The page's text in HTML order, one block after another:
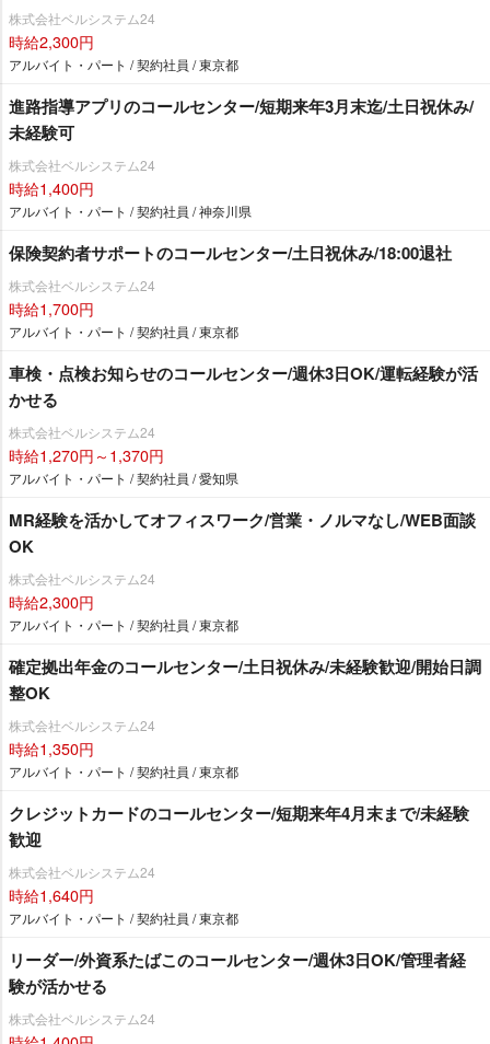
株式会社ベルシステム24
時給2,300円
アルバイト・パート / 契約社員 / 東京都
進路指導アプリのコールセンター/短期来年3月末迄/土日祝休み/
未経験可
株式会社ベルシステム24
時給1,400円
アルバイト・パート / 契約社員 / 神奈川県
保険契約者サポートのコールセンター/土日祝休み/18:00退社
株式会社ベルシステム24
時給1,700円
アルバイト・パート / 契約社員 / 東京都
車検・点検お知らせのコールセンター/週休3日OK/運転経験が活
かせる
株式会社ベルシステム24
時給1,270円～1,370円
アルバイト・パート / 契約社員 / 愛知県
MR経験を活かしてオフィスワーク/営業・ノルマなし/WEB面談
OK
株式会社ベルシステム24
時給2,300円
アルバイト・パート / 契約社員 / 東京都
確定拠出年金のコールセンター/土日祝休み/未経験歓迎/開始日調
整OK
株式会社ベルシステム24
時給1,350円
アルバイト・パート / 契約社員 / 東京都
クレジットカードのコールセンター/短期来年4月末まで/未経験
歓迎
株式会社ベルシステム24
時給1,640円
アルバイト・パート / 契約社員 / 東京都
リーダー/外資系たばこのコールセンター/週休3日OK/管理者経
験が活かせる
株式会社ベルシステム24